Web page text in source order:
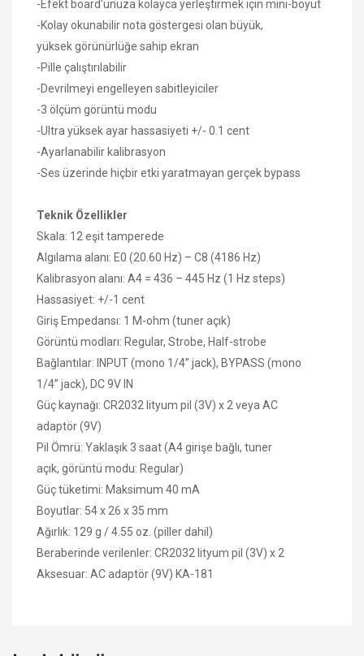
-Efekt board'unuza kolayca yerleştirmek için mini-boyut
-Kolay okunabilir nota göstergesi olan büyük,
yüksek görünürlüğe sahip ekran
-Pille çalıştırılabilir
-Devrilmeyi engelleyen sabitleyiciler
-3 ölçüm görüntü modu
-Ultra yüksek ayar hassasiyeti +/- 0.1 cent
-Ayarlanabilir kalibrasyon
-Ses üzerinde hiçbir etki yaratmayan gerçek bypass
Teknik Özellikler
Skala: 12 eşit tamperede
Algılama alanı: E0 (20.60 Hz) – C8 (4186 Hz)
Kalibrasyon alanı: A4 = 436 – 445 Hz (1 Hz steps)
Hassasiyet: +/-1 cent
Giriş Empedansı: 1 M-ohm (tuner açık)
Görüntü modları: Regular, Strobe, Half-strobe
Bağlantılar: INPUT (mono 1/4” jack), BYPASS (mono
1/4” jack), DC 9V IN
Güç kaynağı: CR2032 lityum pil (3V) x 2 veya AC
adaptör (9V)
Pil Ömrü: Yaklaşık 3 saat (A4 girişe bağlı, tuner
açık, görüntü modu: Regular)
Güç tüketimi: Maksimum 40 mA
Boyutlar: 54 x 26 x 35 mm
Ağırlık: 129 g / 4.55 oz. (piller dahil)
Beraberinde verilenler: CR2032 lityum pil (3V) x 2
Aksesuar: AC adaptör (9V) KA-181